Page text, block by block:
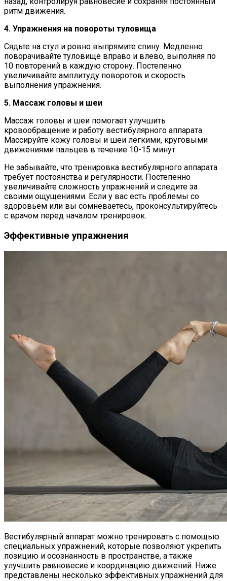
ритм движения.
4. Упражнения на повороты туловища
Сядьте на стул и ровно выпрямите спину. Медленно
поворачивайте туловище вправо и влево, выполняя по
10 повторений в каждую сторону. Постепенно
увеличивайте амплитуду поворотов и скорость
выполнения упражнения.
5. Массаж головы и шеи
Массаж головы и шеи помогает улучшить
кровообращение и работу вестибулярного аппарата.
Массируйте кожу головы и шеи легкими, круговыми
движениями пальцев в течение 10-15 минут.
Не забывайте, что тренировка вестибулярного аппарата
требует постоянства и регулярности. Постепенно
увеличивайте сложность упражнений и следите за
своими ощущениями. Если у вас есть проблемы со
здоровьем или вы сомневаетесь, проконсультируйтесь
с врачом перед началом тренировок.
Эффективные упражнения
Вестибулярный аппарат можно тренировать с помощью
специальных упражнений, которые позволяют укрепить
позицию и осознанность в пространстве, а также
улучшить равновесие и координацию движений. Ниже
представлены несколько эффективных упражнений для